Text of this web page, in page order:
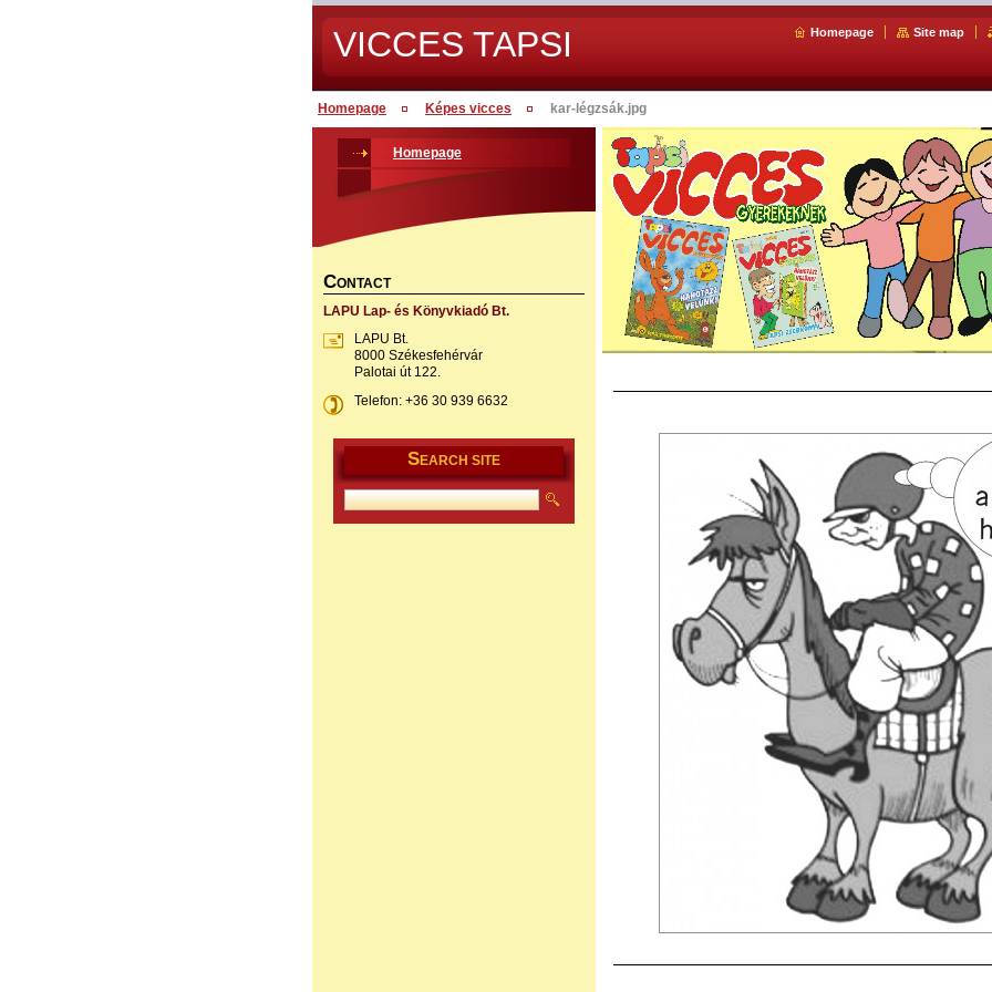
VICCES TAPSI Homepage Site map
Homepage Képes vicces kar-légzsák.jpg
Homepage
CONTACT
LAPU Lap- és Könyvkiadó Bt.
LAPU Bt.
8000 Székesfehérvár
Palotai út 122.
Telefon: +36 30 939 6632
SEARCH SITE